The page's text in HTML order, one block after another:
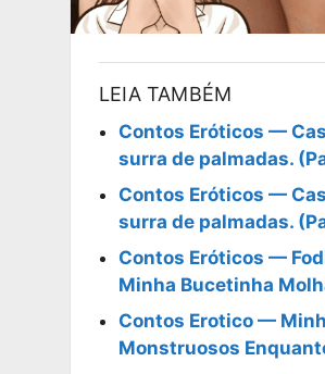
LEIA TAMBÉM
Contos Eróticos —
surra de palmadas.
Contos Eróticos —
surra de palmadas.
Contos Eróticos —
Minha Bucetinha
Contos Erotico —
Monstruosos